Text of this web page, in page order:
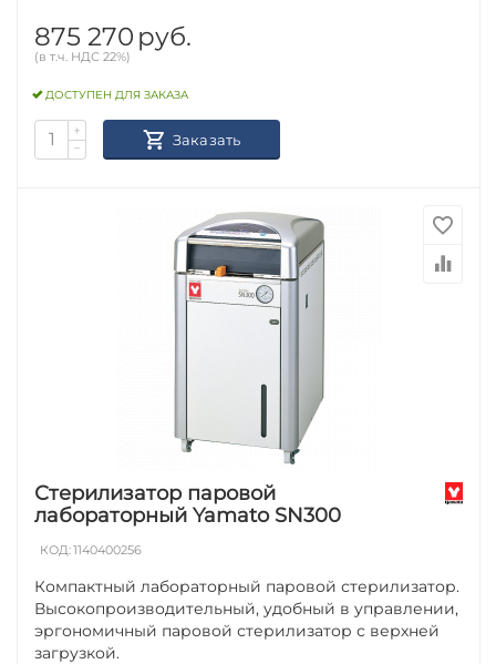
875 270 руб.
(в т.ч. НДС 22%)
ДОСТУПЕН ДЛЯ ЗАКАЗА
+
−
Заказать
Стерилизатор паровой
лабораторный Yamato SN300
КОД:1140400256
Компактный лабораторный паровой стерилизатор.
Высокопроизводительный, удобный в управлении,
эргономичный паровой стерилизатор с верхней
загрузкой.